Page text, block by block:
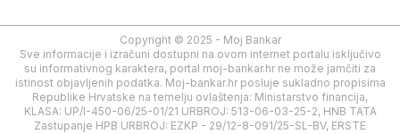
Copyright © 2025 - Moj Bankar
Sve informacije i izračuni dostupni na ovom internet portalu isključivo
su informativnog karaktera, portal moj-bankar.hr ne može jamčiti za
istinost objavljenih podatka. Moj-bankar.hr posluje sukladno propisima
Republike Hrvatske na temelju ovlaštenja: Ministarstvo financija,
KLASA: UP/I-450-06/25-01/21 URBROJ: 513-06-03-25-2, HNB TATA
Zastupanje HPB URBROJ: EZKP - 29/12-8-091/25-SL-BV, ERSTE